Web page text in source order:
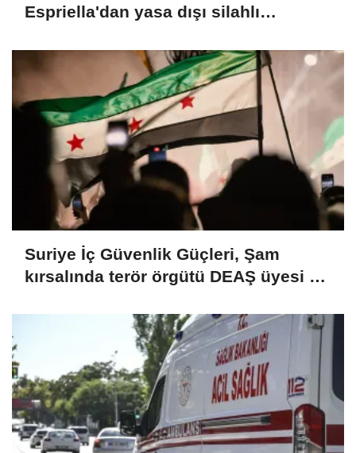
Espriella'dan yasa dışı silahlı
Suriye İç Güvenlik Güçleri, Şam
kırsalında terör örgütü DEAŞ üyesi 2